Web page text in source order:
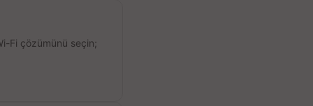
Fi çözümünü seçin;